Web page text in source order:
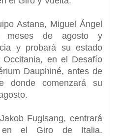
Astana, Miguel Ángel
meses de agosto y
y probará su estado
en el Desafío
Dauphiné, antes de
donde comenzará su
Jakob Fuglsang, centrará
el Giro de Italia.